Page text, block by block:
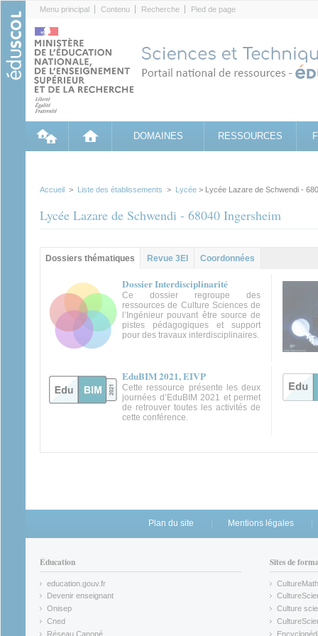
Menu principal Contenu Recherche Pied de page
DOMAINES RESSOURCES
Accueil > Liste des établissements > Lycée > Lycée Lazare de Schwendi -
Lycée Lazare de Schwendi - 68040 Ingersheim
Groupe principal
Dossiers thématiques (onglet
actif)
Revue 3EI Coordonnées
Dossier Interdisciplinarité
Ce dossier regroupe des
ressources de Culture Sciences de
l’Ingénieur pouvant être source de
pistes pédagogiques et support
pour des travaux interdisciplinaires.
EduBIM 2021, EIVP
Cette ressource présente les deux
journées d’EduBIM 2021 et permet
de retrouver toutes les activités de
cette conférence.
Plan du site Mentions légales
Éducation
education.gouv.fr
(link is external)
Devenir enseignant
(link is external)
Onisep
(link is external)
Cned
(link is external)
Réseau Canopé
Sites de
CultureMath
(link is
(link is
Culture
(link is